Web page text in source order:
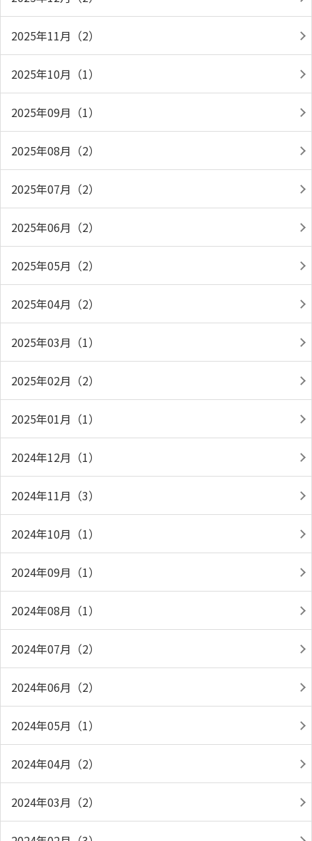
2025年11月（2）
2025年10月（1）
2025年09月（1）
2025年08月（2）
2025年07月（2）
2025年06月（2）
2025年05月（2）
2025年04月（2）
2025年03月（1）
2025年02月（2）
2025年01月（1）
2024年12月（1）
2024年11月（3）
2024年10月（1）
2024年09月（1）
2024年08月（1）
2024年07月（2）
2024年06月（2）
2024年05月（1）
2024年04月（2）
2024年03月（2）